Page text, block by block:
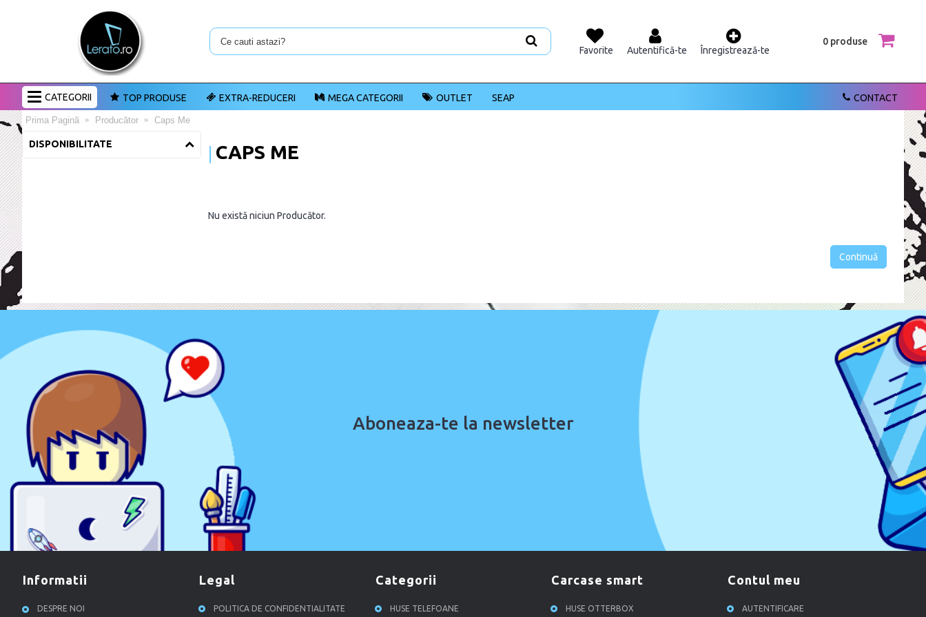
Favorite Autentifică-te Înregistrează-te
0 produse
CATEGORII CONTACT
TOP PRODUSE EXTRA-REDUCERI MEGA CATEGORII OUTLET SEAP
Prima Pagină Producător Caps Me
DISPONIBILITATE CAPS ME
Nu există niciun Producător.
Continuă
Aboneaza-te la newsletter
informatii
DESPRE NOI
legal
POLITICA DE CONFIDENTIALITATE
categorii
HUSE TELEFOANE
carcase smart
HUSE OTTERBOX
contul meu
AUTENTIFICARE